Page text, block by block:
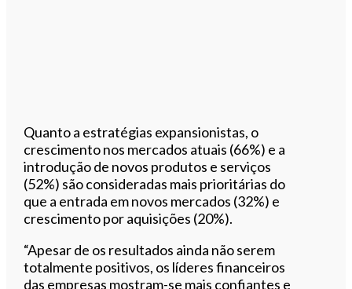
Quanto a estratégias expansionistas, o
crescimento nos mercados atuais (66%) e a
introdução de novos produtos e serviços
(52%) são consideradas mais prioritárias do
que a entrada em novos mercados (32%) e
crescimento por aquisições (20%).
“Apesar de os resultados ainda não serem
totalmente positivos, os líderes financeiros
das empresas mostram-se mais confiantes e